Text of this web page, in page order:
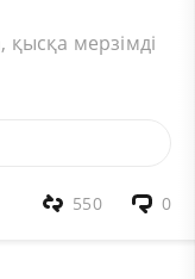
мерзімді
0
550